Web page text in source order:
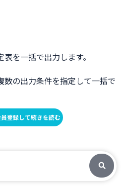
を一括で出力します。
数の出力条件を指定して一括で
登録して続きを読む